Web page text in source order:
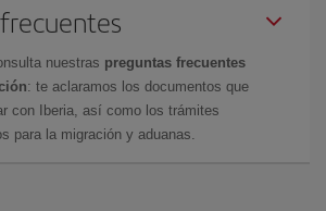
nuestras preguntas frecuentes
: te aclaramos los documentos que
con Iberia, así como los trámites
para la migración y aduanas.